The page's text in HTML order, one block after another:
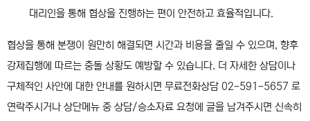
대리인을 통해 협상을 진행하는 편이 안전하고 효율적입니다.
협상을 통해 분쟁이 원만히 해결되면 시간과 비용을 줄일 수 있으며, 향후
강제집행에 따르는 충돌 상황도 예방할 수 있습니다. 더 자세한 상담이나
구체적인 사안에 대한 안내를 원하시면 무료전화상담 02-591-5657 로
연락주시거나 상단메뉴 중 상담/승소자료 요청에 글을 남겨주시면 신속히